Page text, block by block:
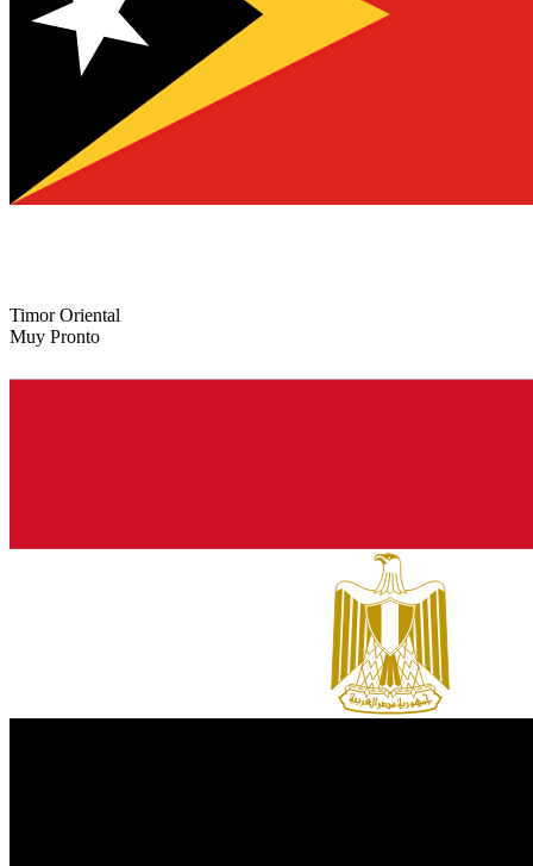
Timor Oriental
Muy Pronto